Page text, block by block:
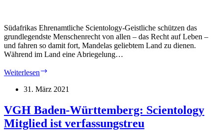
Verfassung
schützt
Scientology
Mitglied
Südafrikas Ehrenamtliche Scientology-Geistliche schützen das
grundlegendste Menschenrecht von allen – das Recht auf Leben –
und fahren so damit fort, Mandelas geliebtem Land zu dienen.
Während im Land eine Abriegelung…
Weiterlesen
Nelson
Tag:
Scientology-
Kirchen
31. März 2021
VGH Baden-Württemberg: Scientology
Mitglied ist verfassungstreu